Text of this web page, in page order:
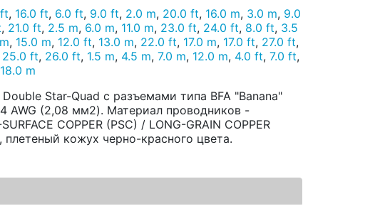
, 16.0 ft, 6.0 ft, 9.0 ft, 2.0 m, 20.0 ft, 16.0 m, 3.0 m, 9.0
, 21.0 ft, 2.5 m, 6.0 m, 11.0 m, 23.0 ft, 24.0 ft, 8.0 ft, 3.5
, 15.0 m, 12.0 ft, 13.0 m, 22.0 ft, 17.0 m, 17.0 ft, 27.0 ft,
25.0 ft, 26.0 ft, 1.5 m, 4.5 m, 7.0 m, 12.0 m, 4.0 ft, 7.0 ft,
18.0 m
Star-Quad с разъемами типа BFA "Banana"
AWG (2,08 мм2). Материал проводников -
COPPER (PSC) / LONG-GRAIN COPPER
кожух черно-красного цвета.